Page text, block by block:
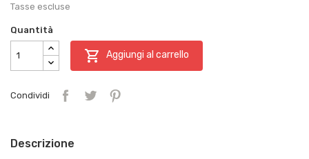
Tasse escluse
Quantità
 Aggiungi al carrello
Condividi
Descrizione